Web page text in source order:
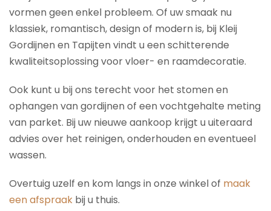
vormen geen enkel probleem. Of uw smaak nu
klassiek, romantisch, design of modern is, bij Kleij
Gordijnen en Tapijten vindt u een schitterende
kwaliteitsoplossing voor vloer- en raamdecoratie.
Ook kunt u bij ons terecht voor het stomen en
ophangen van gordijnen of een vochtgehalte meting
van parket. Bij uw nieuwe aankoop krijgt u uiteraard
advies over het reinigen, onderhouden en eventueel
wassen.
Overtuig uzelf en kom langs in onze winkel of maak
een afspraak bij u thuis.